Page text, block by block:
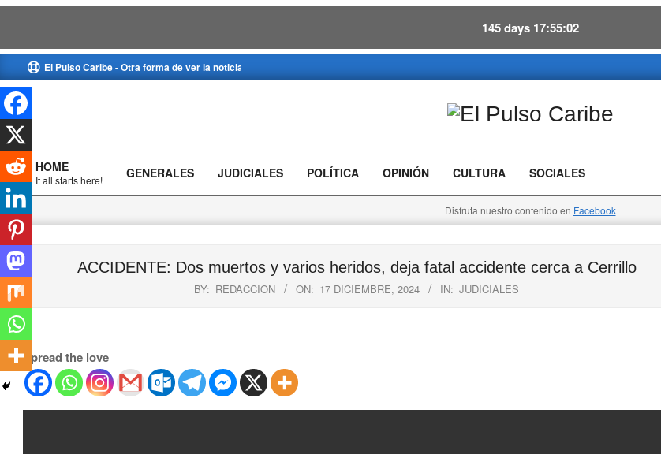
145 days 17 55 01
to
content
El Pulso Caribe - Otra forma de ver la noticia
Caribe
Primary
Navigation
Menu
HOME
It all starts here! GENERALES JUDICIALES POLÍTICA OPINIÓN CULTURA SOCIALES
Disfruta nuestro contenido en Facebook
ACCIDENTE: Dos muertos y varios heridos, deja fatal accidente cerca a Cerrillo
BY: REDACCION ON: 17 DICIEMBRE, 2024 IN: JUDICIALES
Spread the love